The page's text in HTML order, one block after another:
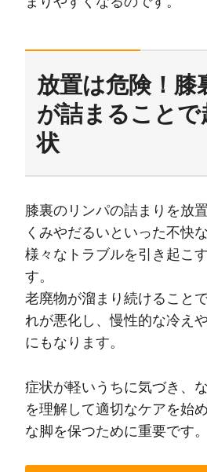
放置は危険！膝
が詰まることで
状
膝裏のリンパの詰まりを放
くみやだるいといった不快
様々なトラブルを引き起こ
す。
老廃物が溜まり続けること
れが悪化し、慢性的な冷え
にもなります。
症状が軽いうちに気づき、
を理解して適切なケアを始
な脚を保つために重要です。